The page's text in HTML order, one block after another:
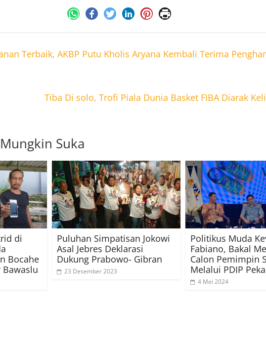
Terbaik, AKBP Putu Kholis Aryana Kembali Terima
Tiba Di solo, Trofi Piala Dunia Basket FIBA Diarak
Suka
di
Bocahe
Bawaslu
Puluhan Simpatisan Jokowi
Asal Jebres Deklarasi
Dukung Prabowo- Gibran
23 Desember 2023
Politikus Muda
Fabiano, Bakal
Calon Pemimpin
Melalui PDIP
4 Mei 2024